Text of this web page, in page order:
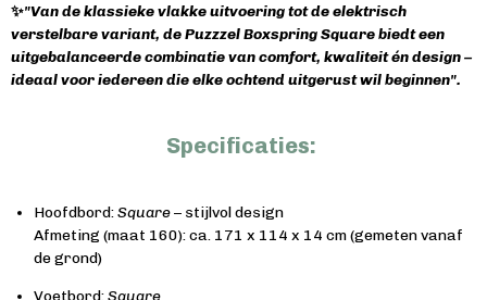
✨"Van de klassieke vlakke uitvoering tot de elektrisch
verstelbare variant, de Puzzzel Boxspring Square biedt een
uitgebalanceerde combinatie van comfort, kwaliteit én design –
ideaal voor iedereen die elke ochtend uitgerust wil beginnen".
Specificaties:
Hoofdbord:Square– stijlvol design
Afmeting (maat 160): ca. 171 x 114 x 14 cm (gemeten vanaf
de grond)
Voetbord:Square